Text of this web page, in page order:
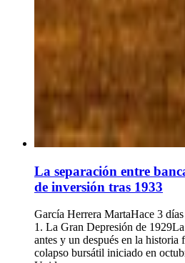
La separación entre
de inversión tras 1933
García Herrera MartaHace 3 días
1. La Gran Depresión de
antes y un después en la
colapso bursátil iniciado en